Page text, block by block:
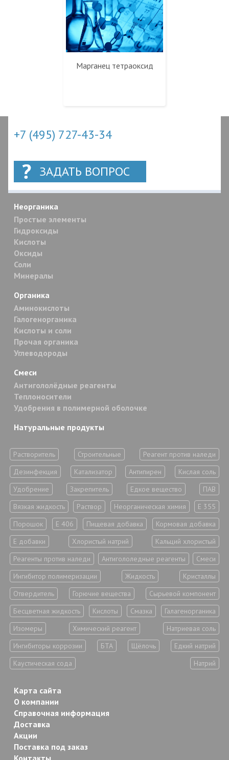
Марганец тетраоксид
+7 (495) 727-43-34
ЗАДАТЬ ВОПРОС
Неорганика
Простые элементы
Гидроксиды
Кислоты
Оксиды
Соли
Минералы
Органика
Аминокислоты
Галогенорганика
Кислоты и соли
Прочая органика
Углеводороды
Смеси
Антигололёдные реагенты
Теплоносители
Удобрения в полимерной оболочке
Натуральные продукты
Растворитель Строительные
Реагент против наледи
Дезинфекция
Катализатор Антипирен
Кислая соль
Удобрение
Закрепитель Едкое вещество
ПАВ
Вязкая жидкость
Раствор Неорганическая химия
Е 355
Порошок
Е 406 Пищевая добавка
Кормовая добавка
Е добавки
Хлористый натрий
Кальций хлористый
Реагенты против наледи
Антигололедные реагенты
Смеси
Ингибитор полимеризации
Жидкость
Кристаллы
Отвердитель
Горючие вещества
Сырьевой компонент
Бесцветная жидкость
Кислоты Смазка
Галагенорганика
Изомеры
Химический реагент
Натриевая соль
Ингибиторы коррозии
БТА Щёлочь
Едкий натрий
Каустическая сода
Натрий
Карта сайта
О компании
Справочная информация
Доставка
Акции
Поставка под заказ
Контакты